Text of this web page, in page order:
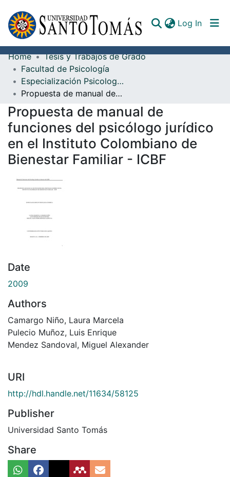
Log In
Communities & Collections
All of DSpace
Documents
Home
Tesis y Trabajos de Grado
Facultad de Psicología
Especialización Psicología Jurídica y Forense
Propuesta de manual de funciones del psicólogo jurídico en el Instituto Colombiano de Bienestar Familiar - ICBF
Propuesta de manual de
funciones del psicólogo jurídico
en el Instituto Colombiano de
Bienestar Familiar - ICBF
Date
2009
Authors
Camargo Niño, Laura Marcela
Pulecio Muñoz, Luis Enrique
Mendez Sandoval, Miguel Alexander
URI
http://hdl.handle.net/11634/58125
Publisher
Universidad Santo Tomás
Share